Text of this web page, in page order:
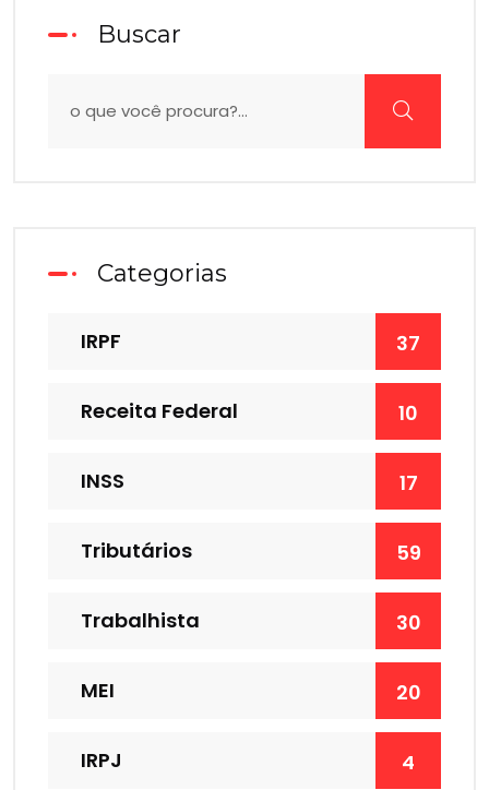
Buscar
Categorias
IRPF 37
Receita Federal 10
INSS 17
Tributários 59
Trabalhista 30
MEI 20
IRPJ 4